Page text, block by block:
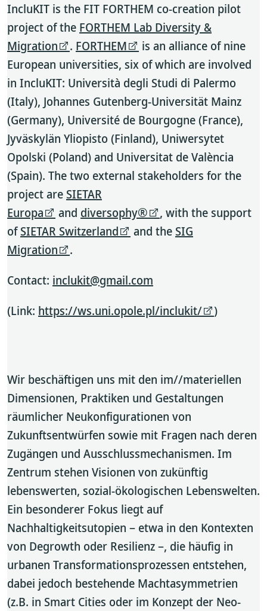
IncluKIT is the FIT FORTHEM co-creation pilot
project of the FORTHEM Lab Diversity &
Migration
. FORTHEM
is an alliance of nine
European universities, six of which are involved
in IncluKIT: Università degli Studi di Palermo
(Italy), Johannes Gutenberg-Universität Mainz
(Germany), Université de Bourgogne (France),
Jyväskylän Yliopisto (Finland), Uniwersytet
Opolski (Poland) and Universitat de València
(Spain). The two external stakeholders for the
project are SIETAR
Europa
and diversophy®
, with the support
ofSIETAR Switzerland and the SIG
Migration
.
Contact: inclukit@gmail.com
(Link: https://ws.uni.opole.pl/inclukit/ )
Wir beschäftigen uns mit den im//materiellen
Dimensionen, Praktiken und Gestaltungen
räumlicher Neukonfigurationen von
Zukunftsentwürfen sowie mit Fragen nach deren
Zugängen und Ausschlussmechanismen. Im
Zentrum stehen Visionen von zukünftig
lebenswerten, sozial-ökologischen Lebenswelten.
Ein besonderer Fokus liegt auf
Nachhaltigkeitsutopien – etwa in den Kontexten
von Degrowth oder Resilienz –, die häufig in
urbanen Transformationsprozessen entstehen,
dabei jedoch bestehende Machtasymmetrien
(z.B. in Smart Cities oder im Konzept der Neo-